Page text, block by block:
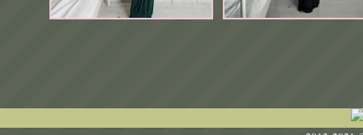
Пользовательское